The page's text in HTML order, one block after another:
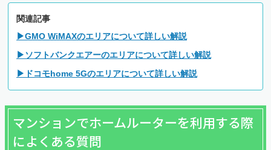
関連記事
▶GMO WiMAXのエリアについて詳しい解説
▶ソフトバンクエアーのエリアについて詳しい解説
▶ドコモhome 5Gのエリアについて詳しい解説
マンションでホームルーターを利用する際
によくある質問